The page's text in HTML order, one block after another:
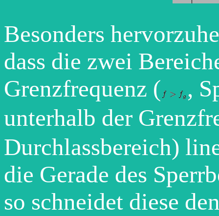
Besonders
dass die zwei
Grenzfrequenz (
,
unterhalb der
Durchlassbereich)
die Gerade des
so schneidet diese